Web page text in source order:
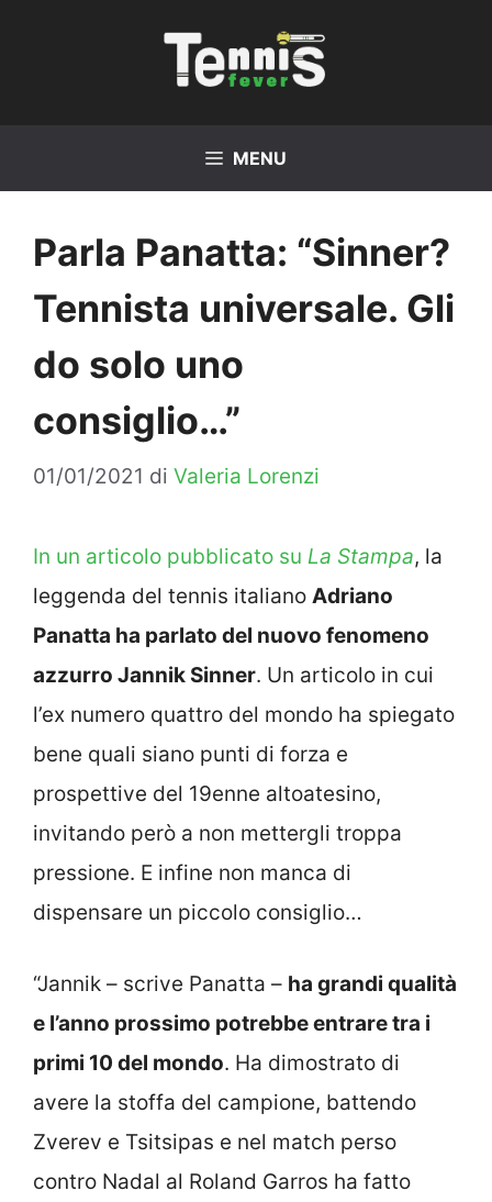
MENU
Parla Panatta: “Sinner?
Tennista universale. Gli
do solo uno
consiglio…”
01/01/2021 di Valeria Lorenzi
In un articolo pubblicato su La Stampa, la
leggenda del tennis italiano Adriano
Panatta ha parlato del nuovo fenomeno
azzurro Jannik Sinner. Un articolo in cui
l’ex numero quattro del mondo ha spiegato
bene quali siano punti di forza e
prospettive del 19enne altoatesino,
invitando però a non mettergli troppa
pressione. E infine non manca di
dispensare un piccolo consiglio…
“Jannik – scrive Panatta – ha grandi qualità
e l’anno prossimo potrebbe entrare tra i
primi 10 del mondo. Ha dimostrato di
avere la stoffa del campione, battendo
Zverev e Tsitsipas e nel match perso
contro Nadal al Roland Garros ha fatto